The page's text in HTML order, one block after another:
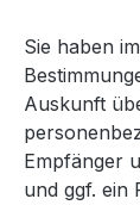
Sie haben
Auskunft
Empfänger
und ggf. ein